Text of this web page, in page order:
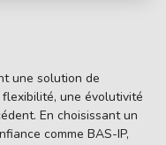
une solution de
une évolutivité
En choisissant un
comme BAS-IP,